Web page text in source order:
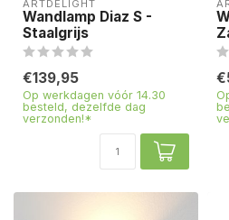
ARTDELIGHT
Wandlamp Diaz S -
Staalgrijs
€139,95
Op werkdagen vóór 14.30
besteld, dezelfde dag
verzonden!*